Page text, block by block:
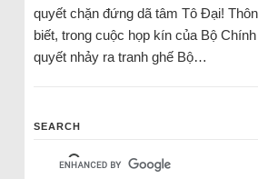
quyết chặn đứng dã tâm Tô Đại!
biết, trong cuộc họp kín của Bộ
quyết nhảy ra tranh ghế Bộ…
SEARCH